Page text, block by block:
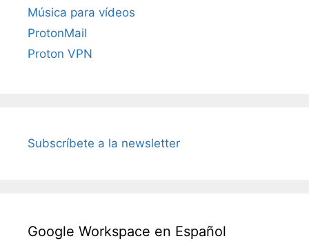
Música para vídeos
ProtonMail
Proton VPN
Subscríbete a la newsletter
Google Workspace en Español